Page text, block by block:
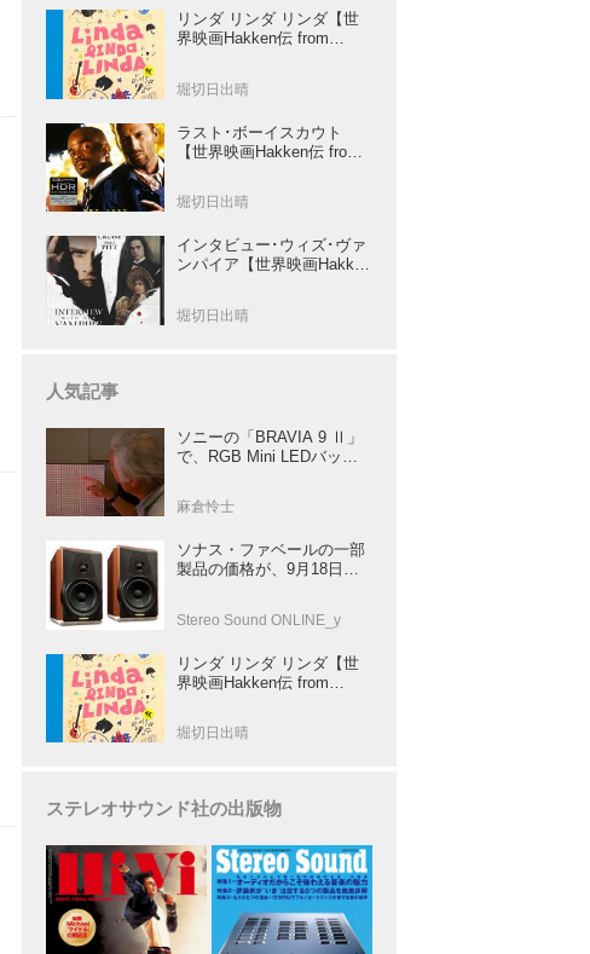
リンダ リンダ リンダ【世
界映画Hakken伝 from
傑作青春学園ストーリー！
堀切日出晴
ラスト･ボーイスカウト
【世界映画Hakken伝 from
が放つ負け犬アクションの
堀切日出晴
インタビュー･ウィズ･ヴァ
ンパイア【世界映画Hakken
督吸血鬼ホラー
堀切日出晴
人気記事
ソニーの「BRAVIA 9 Ⅱ」
で、RGB Mini LEDバック
リー” だ（後）：麻倉怜士
137
麻倉怜士
ソナス・ファベールの一部
製品の価格が、9月18日よ
Stereo Sound ONLINE_y
リンダ リンダ リンダ【世
界映画Hakken伝 from
傑作青春学園ストーリー！
堀切日出晴
ステレオサウンド社の出版物